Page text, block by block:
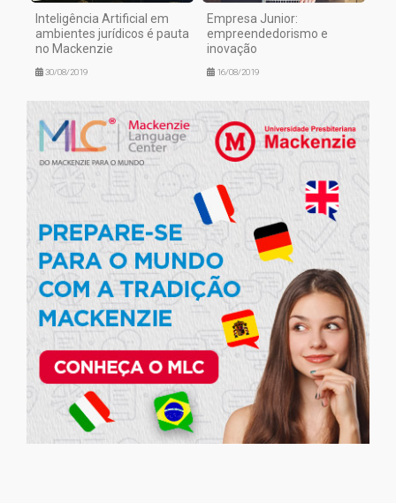
Inteligência Artificial em
ambientes jurídicos é pauta
no Mackenzie
30/08/2019
Empresa Junior:
empreendedorismo e
inovação
16/08/2019